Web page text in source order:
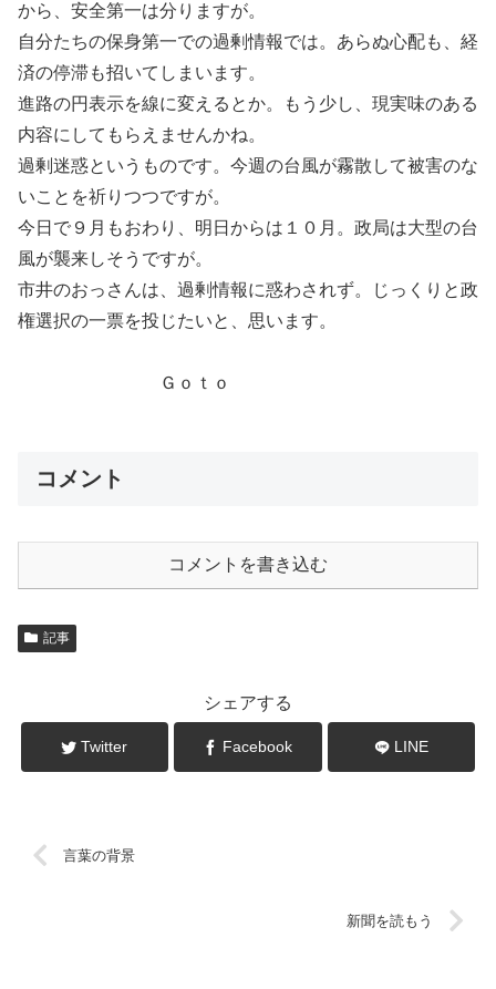
から、安全第一は分りますが。
自分たちの保身第一での過剰情報では。あらぬ心配も、経
済の停滞も招いてしまいます。
進路の円表示を線に変えるとか。もう少し、現実味のある
内容にしてもらえませんかね。
過剰迷惑というものです。今週の台風が霧散して被害のな
いことを祈りつつですが。
今日で９月もおわり、明日からは１０月。政局は大型の台
風が襲来しそうですが。
市井のおっさんは、過剰情報に惑わされず。じっくりと政
権選択の一票を投じたいと、思います。
Ｇｏｔｏ
コメント
コメントを書き込む
記事
シェアする
Twitter Facebook LINE
言葉の背景
新聞を読もう